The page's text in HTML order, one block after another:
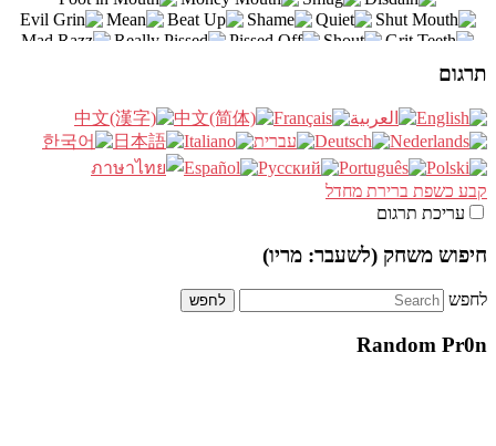
תרגום
קבע כשפת ברירת מחדל
עריכת תרגום
חיפוש משחק (לשעבר: מריו)
לחפש
Random Pr0n